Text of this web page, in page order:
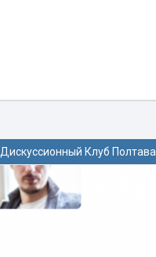
Дискуссионный Клуб Полтава